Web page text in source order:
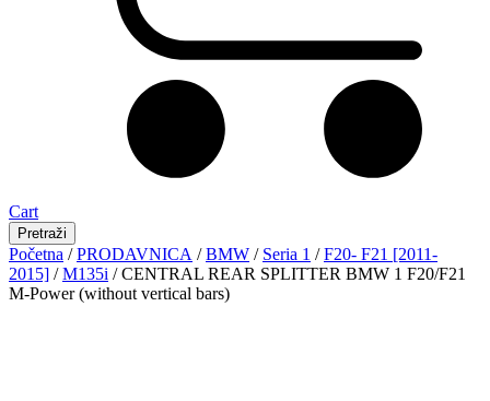
Cart
Pretraži
Početna /PRODAVNICA /BMW / Seria 1 /F20- F21 [2011-
2015] /M135i / CENTRAL REAR SPLITTER BMW 1 F20/F21
M-Power (without vertical bars)